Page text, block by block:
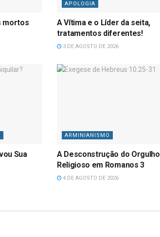
mortos
APOLOGIA
A Vítima e o Líder da seita,
tratamentos diferentes!
3 DE AGOSTO DE 2026
Sua
ARMINIANISMO
A Desconstrução do Orgulho
Religioso em Romanos 3
4 DE AGOSTO DE 2026